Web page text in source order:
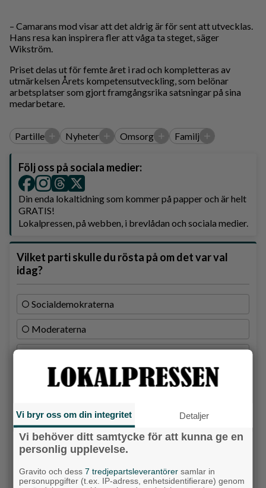
– Camarans mod visar att det aldrig är för sent att utvecklas.
Hans resa kan inspirera fler att våga ta steget, säger
Wikström.
Priset delas ut för femte året i rad och kompletteras av
utmärkelsen Årets kompetensutveckling, som belönar
arbetsplatser som gjort framgångsrika satsningar på sina
medarbetare.
Partille + Nyheter + Omsorg + Familj +
Följ oss på sociala medier:
Din enda lokaltidning som kommer på papper och är helt
GRATIS!
Lokalpressen, på webben, i brevlådan och sociala medier.
Vilket parti skulle du rösta på om det var val
idag?
Socialdemokraterna
Moderaterna
Sverigedemokraterna
Kristdemokraterna
Centerpartiet
Liberalerna
Vi bryr oss om din integritet Detaljer
Vi behöver ditt samtycke för att kunna ge en
personlig upplevelse.
Gravito och dess7 tredjepartsleverantörer samlar in
personuppgifter (t.ex. IP-adress, enhetsidentifierare) genom